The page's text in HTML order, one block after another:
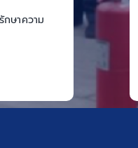
ษาความ